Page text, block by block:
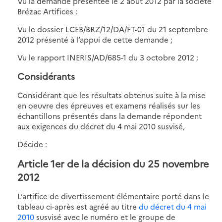
Brézac Artifices ;
Vu le dossier LCEB/BRZ/12/DA/FT-01 du 21 septembre
2012 présenté à l’appui de cette demande ;
Vu le rapport INERIS/AD/685-1 du 3 octobre 2012 ;
Considérants
Considérant que les résultats obtenus suite à la mise
en oeuvre des épreuves et examens réalisés sur les
échantillons présentés dans la demande répondent
aux exigences du décret du 4 mai 2010 susvisé,
Décide :
Article 1er de la décision du 25 novembre
2012
L’artifice de divertissement élémentaire porté dans le
tableau ci-après est agréé au titre du décret du 4 mai
2010susvisé avec le numéro et le groupe de